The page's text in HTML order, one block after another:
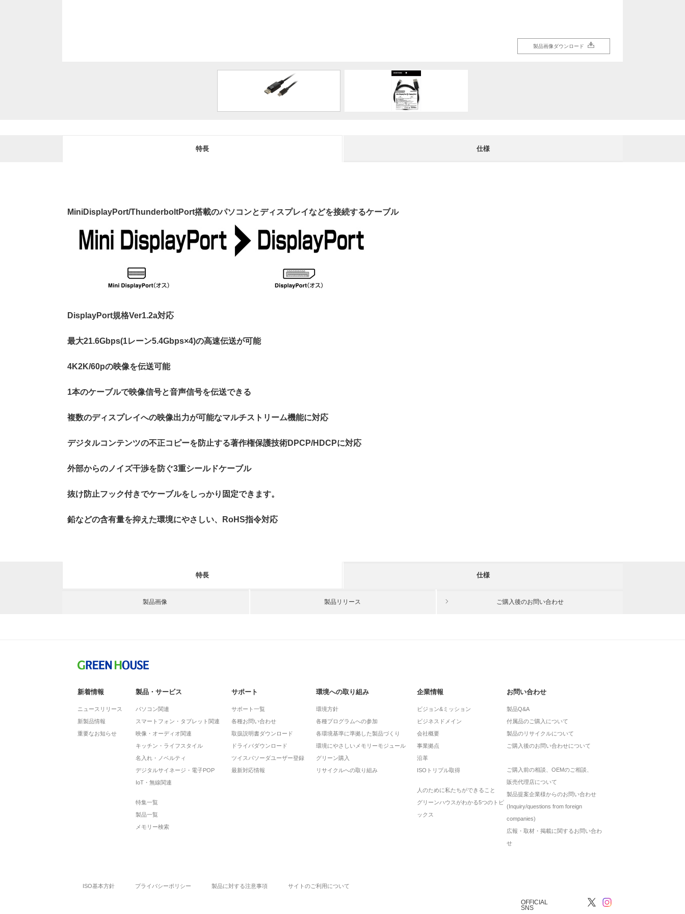
製品画像ダウンロード
製品画像ダウンロード
特長 仕様
MiniDisplayPort/ThunderboltPort搭載のパソコンとディスプレイなどを接続するケーブル
DisplayPort規格Ver1.2a対応
最大21.6Gbps(1レーン5.4Gbps×4)の高速伝送が可能
4K2K/60pの映像を伝送可能
1本のケーブルで映像信号と音声信号を伝送できる
複数のディスプレイへの映像出力が可能なマルチストリーム機能に対応
デジタルコンテンツの不正コピーを防止する著作権保護技術DPCP/HDCPに対応
外部からのノイズ干渉を防ぐ3重シールドケーブル
抜け防止フック付きでケーブルをしっかり固定できます。
鉛などの含有量を抑えた環境にやさしい、RoHS指令対応
特長 仕様
製品画像 製品リリース ご購入後のお問い合わせ
新着情報
ニュースリリース
新製品情報
重要なお知らせ
製品・サービス
パソコン関連
スマートフォン・タブレット関連
映像・オーディオ関連
キッチン・ライフスタイル
名入れ・ノベルティ
デジタルサイネージ・電子POP
IoT・無線関連
特集一覧
製品一覧
メモリー検索
サポート
サポート一覧
各種お問い合わせ
取扱説明書ダウンロード
ドライバダウンロード
ツイスパソーダユーザー登録
最新対応情報
環境への取り組み
環境方針
各種プログラムへの参加
各環境基準に準拠した製品づくり
環境にやさしいメモリーモジュール
グリーン購入
リサイクルへの取り組み
企業情報
ビジョン&ミッション
ビジネスドメイン
会社概要
事業拠点
沿革
ISOトリプル取得
人のために私たちができること
グリーンハウスがわかる5つのトピ
ックス
お問い合わせ
製品Q&A
付属品のご購入について
製品のリサイクルについて
ご購入後のお問い合わせについて
ご購入前の相談、OEMのご相談、
販売代理店について
製品提案企業様からのお問い合わせ
(Inquiry/questions from foreign
companies)
広報・取材・掲載に関するお問い合わ
せ
ISO基本方針 プライバシーポリシー 製品に対する注意事項 サイトのご利用について
OFFICIAL
SNS